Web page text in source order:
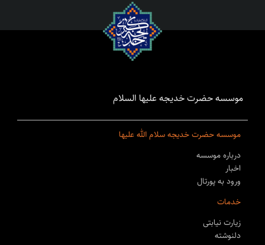
موسسه حضرت خدیجه علیها السلام
موسسه حضرت خدیجه سلام الله علیها
درباره موسسه
اخبار
ورود به پورتال
خدمات
زیارت نیابتی
دلنوشته